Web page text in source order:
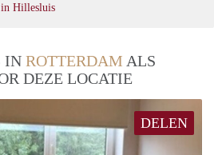
Hillesluis
IN ROTTERDAM ALS
DEZE LOCATIE
DELEN